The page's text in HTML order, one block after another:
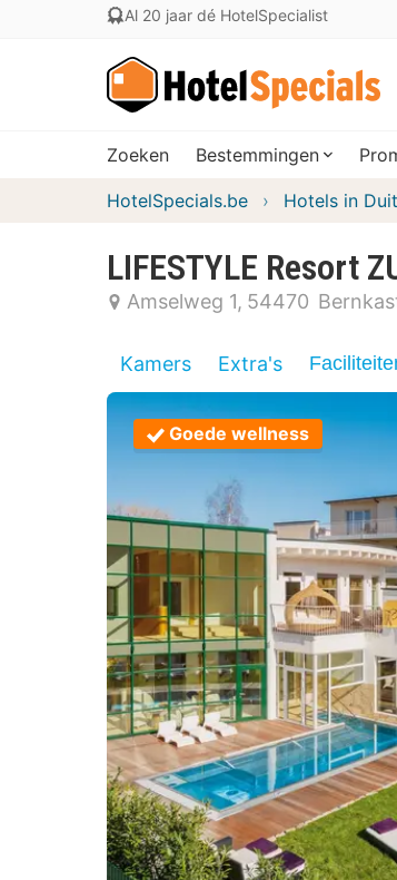
Al 20 jaar dé HotelSpecialist
Zoeken Bestemmingen
HotelSpecials.be Hotels in
LIFESTYLE Resort
Amselweg 1 54470
Kamers Extra's
Goede wellness